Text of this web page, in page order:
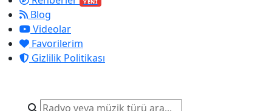
Blog
Videolar
Favorilerim
Gizlilik Politikası